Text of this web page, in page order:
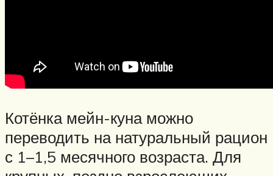
Котёнка мейн-куна можно
переводить на натуральный рацион
с 1–1,5 месячного возраста. Для